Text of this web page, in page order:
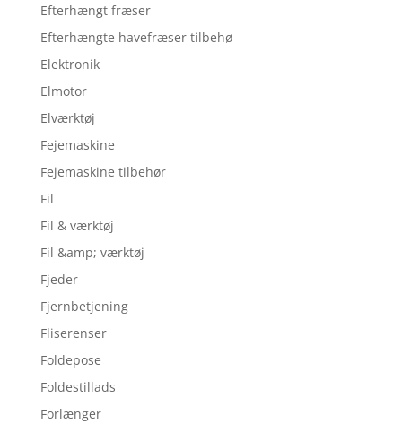
Efterhængt fræser
Efterhængte havefræser tilbehø
Elektronik
Elmotor
Elværktøj
Fejemaskine
Fejemaskine tilbehør
Fil
Fil & værktøj
Fil &amp; værktøj
Fjeder
Fjernbetjening
Fliserenser
Foldepose
Foldestillads
Forlænger